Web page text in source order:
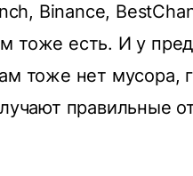
Binance,
тоже есть. И у
тоже нет мусора,
правильные